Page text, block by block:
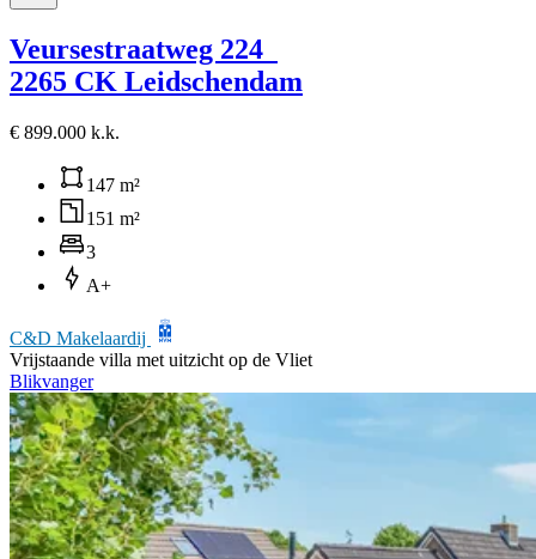
Veursestraatweg 224
2265 CK Leidschendam
€ 899.000 k.k.
147 m²
151 m²
3
A+
C&D Makelaardij
Vrijstaande villa met uitzicht op de Vliet
Blikvanger